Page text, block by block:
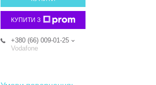
КУПИТИ З
+380 (66) 009-01-25
Vodafone